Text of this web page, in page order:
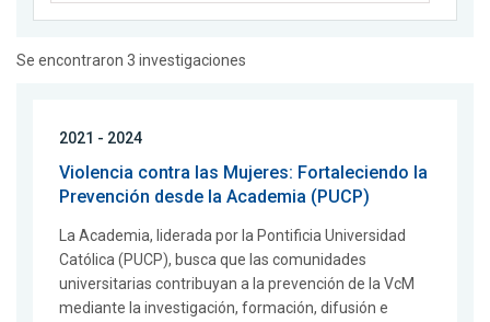
Se encontraron 3 investigaciones
2021 - 2024
Violencia contra las Mujeres: Fortaleciendo la
Prevención desde la Academia (PUCP)
La Academia, liderada por la Pontificia Universidad
Católica (PUCP), busca que las comunidades
universitarias contribuyan a la prevención de la VcM
mediante la investigación, formación, difusión e